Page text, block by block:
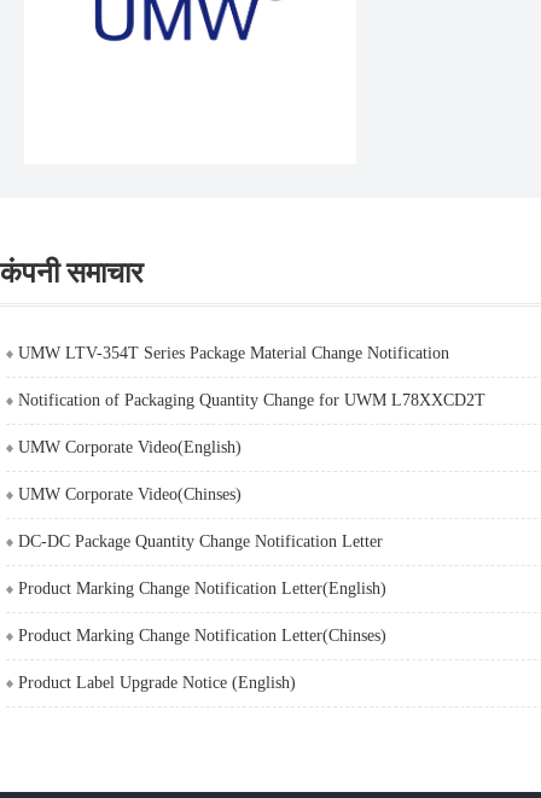
कंपनी समाचार
UMW LTV-354T Series Package Material Change Notification
Notification of Packaging Quantity Change for UWM L78XXCD2T
UMW Corporate Video(English)
UMW Corporate Video(Chinses)
DC-DC Package Quantity Change Notification Letter
Product Marking Change Notification Letter(English)
Product Marking Change Notification Letter(Chinses)
Product Label Upgrade Notice (English)